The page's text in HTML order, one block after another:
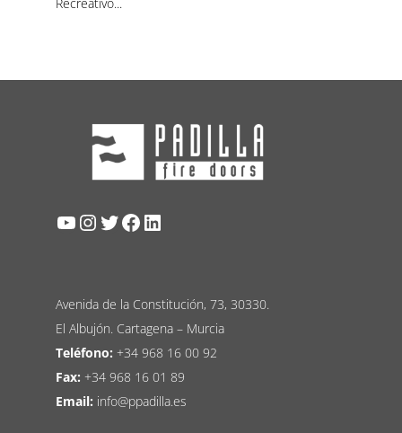
YouTube
Instagram
Twitter
Facebook
LinkedIn
Avenida de la Constitución, 73, 30330.
El Albujón. Cartagena – Murcia
Teléfono: +34 968 16 00 92
Fax: +34 968 16 01 89
Email: info@ppadilla.es